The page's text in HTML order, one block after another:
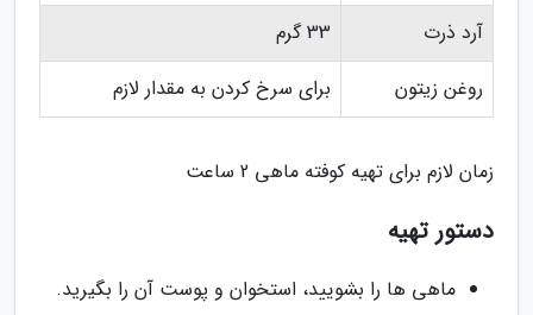
آرد ذرت
33 گرم
روغن زیتون
برای سرخ کردن به مقدار لازم
زمان لازم برای تهیه کوفته ماهی 2 ساعت
دستور تهیه
ماهی ها را بشویید، استخوان و پوست آن را بگیرید.